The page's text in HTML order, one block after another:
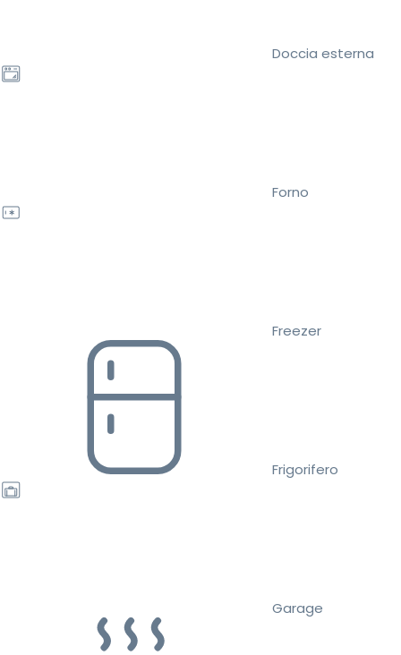
Doccia esterna
Forno
Freezer
Frigorifero
Garage